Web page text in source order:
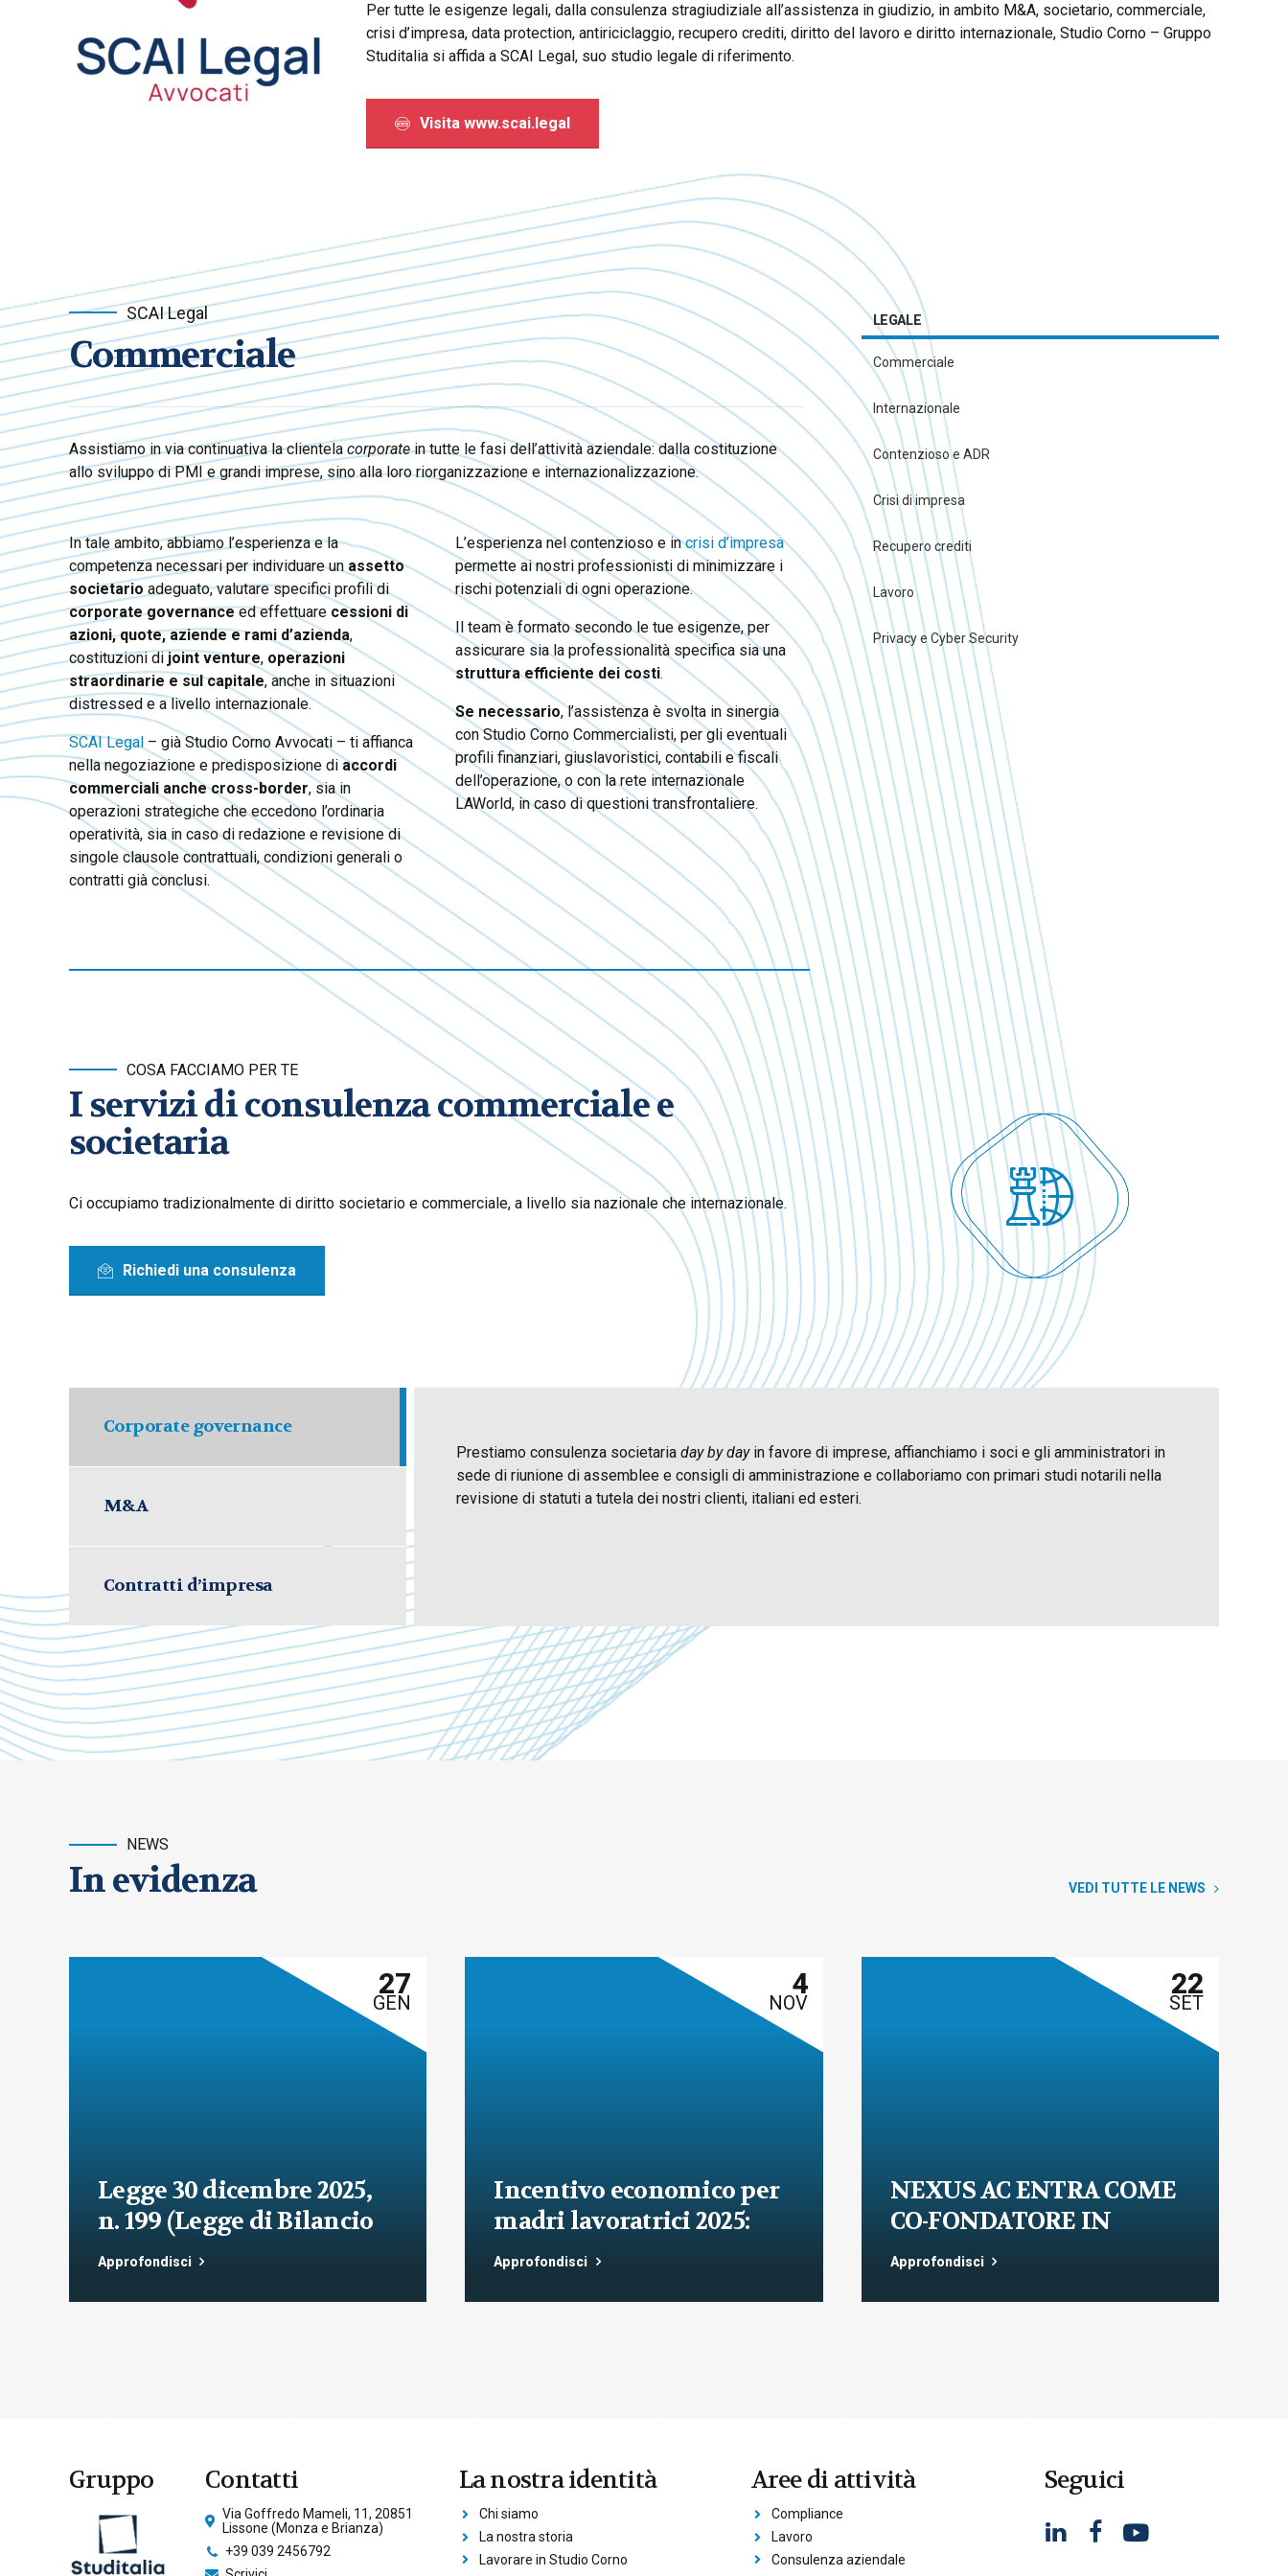
Lavoro
Per tutte le esigenze legali, dalla consulenza stragiudiziale all’assistenza in giudizio, in ambito M&A, societario, commerciale,
crisi d’impresa, data protection, antiriciclaggio, recupero crediti, diritto del lavoro e diritto internazionale, Studio Corno – Gruppo
Studitalia si affida a SCAI Legal, suo studio legale di riferimento.
Visita www.scai.legal
SCAI Legal
Commerciale
Assistiamo in via continuativa la clientela corporatein tutte le fasi dell’attività aziendale: dalla costituzione
allo sviluppo di PMI e grandi imprese, sino alla loro riorganizzazione e internazionalizzazione.
In tale ambito, abbiamo l’esperienza e la
competenza necessari per individuare un assetto
societario adeguato, valutare specifici profili di
corporate governanceed effettuare cessioni di
azioni, quote, aziende e rami d’azienda,
costituzioni dijoint venture, operazioni
straordinarie e sul capitale, anche in situazioni
distressed e a livello internazionale.
SCAI Legal – già Studio Corno Avvocati – ti affianca
nella negoziazione e predisposizione di accordi
commerciali anche cross-border, sia in
operazioni strategiche che eccedono l’ordinaria
operatività, sia in caso di redazione e revisione di
singole clausole contrattuali, condizioni generali o
contratti già conclusi.
L’esperienza nel contenzioso e incrisi d’impresa
permette ai nostri professionisti di minimizzare i
rischi potenziali di ogni operazione.
Il team è formato secondo le tue esigenze, per
assicurare sia la professionalità specifica sia una
struttura efficiente dei costi.
Se necessario, l’assistenza è svolta in sinergia
con Studio Corno Commercialisti, per gli eventuali
profili finanziari, giuslavoristici, contabili e fiscali
dell’operazione, o con la rete internazionale
LAWorld, in caso di questioni transfrontaliere.
LEGALE
Commerciale
Internazionale
Contenzioso e ADR
Crisi di impresa
Recupero crediti
Lavoro
Privacy e Cyber Security
COSA FACCIAMO PER TE
I servizi di consulenza commerciale e
societaria
Ci occupiamo tradizionalmente di diritto societario e commerciale, a livello sia nazionale che internazionale.
Richiedi una consulenza
Corporate governance
M&A
Contratti d’impresa
Prestiamo consulenza societaria day by day in favore di imprese, affianchiamo i soci e gli amministratori in
sede di riunione di assemblee e consigli di amministrazione e collaboriamo con primari studi notarili nella
revisione di statuti a tutela dei nostri clienti, italiani ed esteri.
NEWS
In evidenza VEDI TUTTE LE NEWS
27
GEN
Legge 30 dicembre 2025,
n. 199 (Legge di Bilancio
2026).Sintesi commentata
Approfondisci
4
NOV
Incentivo economico per
madri lavoratrici 2025:
nuove regole INPS e
Approfondisci
22
SET
NEXUS AC ENTRA COME
CO-FONDATORE IN
STUDITALIA E AVVIA
Approfondisci
Gruppo Contatti
Via Goffredo Mameli, 11, 20851
Lissone (Monza e Brianza)
+39 039 2456792
La nostra identità
Chi siamo
La nostra storia
Lavorare in Studio Corno
Aree di attività
Compliance
Lavoro
Consulenza aziendale
Seguici